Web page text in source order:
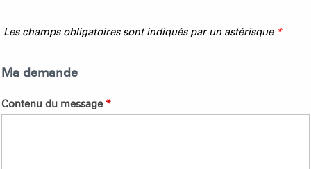
Les champs obligatoires sont indiqués par un astérisque *
Ma demande
Contenu du message *